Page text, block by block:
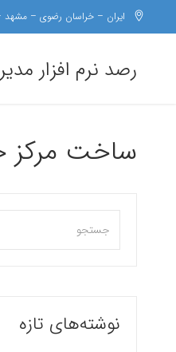
ایران – خراسان رضوی – مشهد
رصد نرم افزار
ساخت مرکز
نوشته‌های تازه